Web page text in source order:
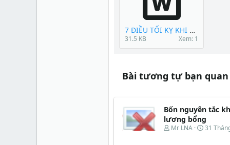
7 ĐIỀU TỐI KỴ KHI ĐI PHỎNG VẤN.docx
31.5 KB Xem: 1
Bài tương tự bạn
Bốn nguyên tắc
lương bổng
T
Mr LNA
N
31